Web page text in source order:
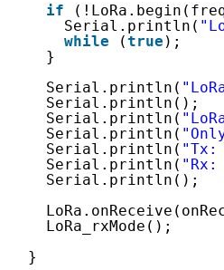
if
Serial.println(
while
(true
}
Serial.println(
Serial.println();
Serial.println(
Serial.println(
Serial.println( "Tx:
Serial.println(
Serial.println();
LoRa_rxMode();
}